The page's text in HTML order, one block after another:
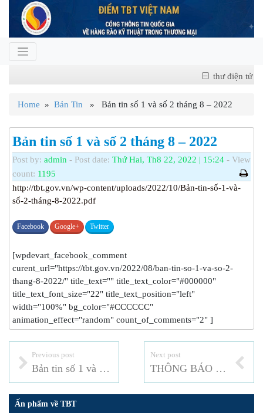
thư điện tử
Home » Bản Tin » Bản tin số 1 và số 2 tháng 8 – 2022
Bản tin số 1 và số 2 tháng 8 – 2022
Post by: admin - Post date: Thứ Hai, Th8 22, 2022 | 15:24 - View
count: 1195
http://tbt.gov.vn/wp-content/uploads/2022/10/Bản-tin-số-1-và-
số-2-tháng-8-2022.pdf
Facebook Google+ Twitter
[wpdevart_facebook_comment
curent_url="https://tbt.gov.vn/2022/08/ban-tin-so-1-va-so-2-
thang-8-2022/" title_text="" title_text_color="#000000"
title_text_font_size="22" title_text_position="left"
width="100%" bg_color="#CCCCCC"
animation_effect="random" count_of_comments="2" ]
Previous post
Bản tin số 1 và số 2 tháng 7 – 2022
Next post
THÔNG BÁO TUYỂN DỤNG VIÊN CHỨC NĂM 2022
Ấn phẩm về TBT